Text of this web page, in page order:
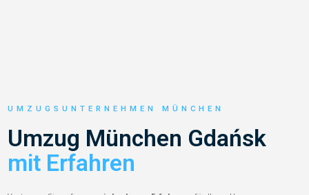
UMZUGSUNTERNEHMEN MÜNCHEN
Umzug München Gdańsk
mit Erfahren